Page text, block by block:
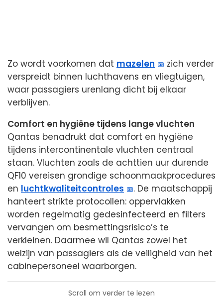
Zo wordt voorkomen dat mazelen
zich verder
verspreidt binnen luchthavens en vliegtuigen,
waar passagiers urenlang dicht bij elkaar
verblijven.
Comfort en hygiëne tijdens lange vluchten
Qantas benadrukt dat comfort en hygiëne
tijdens intercontinentale vluchten centraal
staan. Vluchten zoals de achttien uur durende
QF10 vereisen grondige schoonmaakprocedures
en luchtkwaliteitcontroles
. De maatschappij
hanteert strikte protocollen: oppervlakken
worden regelmatig gedesinfecteerd en filters
vervangen om besmettingsrisico’s te
verkleinen. Daarmee wil Qantas zowel het
welzijn van passagiers als de veiligheid van het
cabinepersoneel waarborgen.
Scroll om verder te lezen